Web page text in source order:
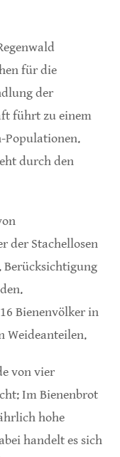
für die
der
führt zu einem
Populationen.
durch den
der Stachellosen
Berücksichtigung
Bienenvölker in
Weideanteilen.
von vier
Im Bienenbrot
hohe
handelt es sich